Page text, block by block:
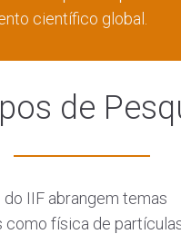
científico global.
de
IIF abrangem temas
como física de